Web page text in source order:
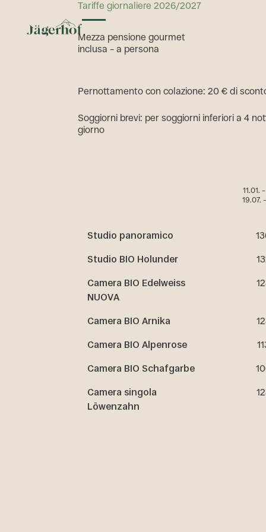
Menü umschalten
Tariffe giornaliere 2026/2027
Mezza pensione gourmet
incl usa – a persona
Pernottamento con colazione: 20 € di
Soggiorni brevi: per soggiorni inferiori a 4
giorno
11.01.
19.07.
Studio panoramico
Studio BIO Holunder
Camera BIO Edelweiss
NUOVA
Camera BIO Arnika
Camera BIO Alpenrose
Camera BIO Schafgarbe
Camera singola
Löwenzahn